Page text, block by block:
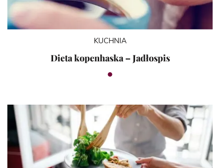
KUCHNIA
Dieta kopenhaska – Jadłospis